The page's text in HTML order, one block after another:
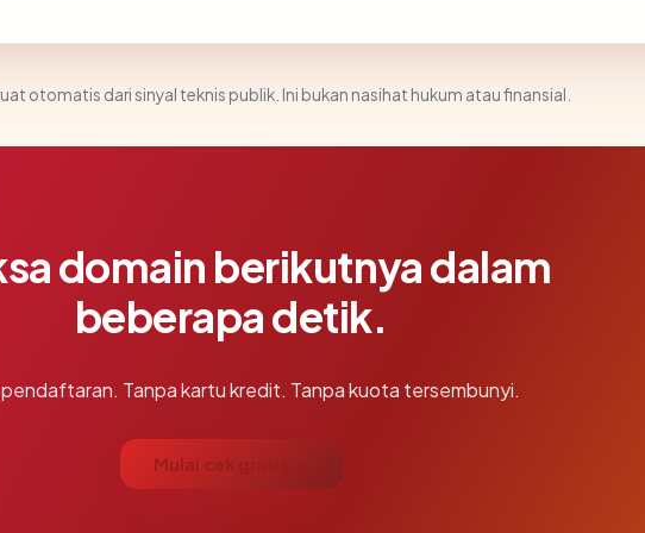
otomatis dari sinyal teknis publik. Ini bukan nasihat hukum atau finansial.
domain berikutnya dalam
beberapa detik.
Tanpa kartu kredit. Tanpa kuota tersembunyi.
Mulai cek gratis →